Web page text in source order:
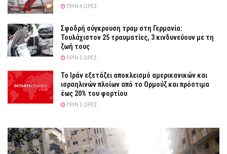
ΠΡΙΝ 4 ΏΡΕΣ
Σφοδρή σύγκρουση τραμ στη Γερμανία:
Τουλάχιστον 25 τραυματίες, 3 κινδυνεύουν με τη
ζωή τους
ΠΡΙΝ 5 ΏΡΕΣ
Το Ιράν εξετάζει αποκλεισμό αμερικανικών και
ισραηλινών πλοίων από το Ορμούζ και πρόστιμα
έως 20% του φορτίου
ΠΡΙΝ 5 ΏΡΕΣ